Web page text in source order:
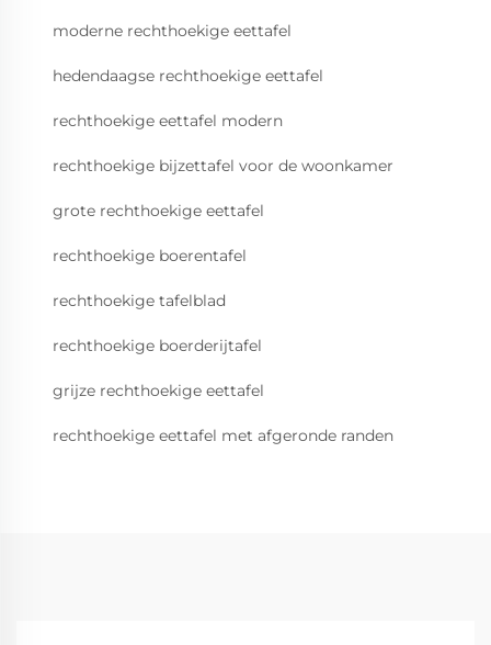
moderne rechthoekige eettafel
hedendaagse rechthoekige eettafel
rechthoekige eettafel modern
rechthoekige bijzettafel voor de woonkamer
grote rechthoekige eettafel
rechthoekige boerentafel
rechthoekige tafelblad
rechthoekige boerderijtafel
grijze rechthoekige eettafel
rechthoekige eettafel met afgeronde randen